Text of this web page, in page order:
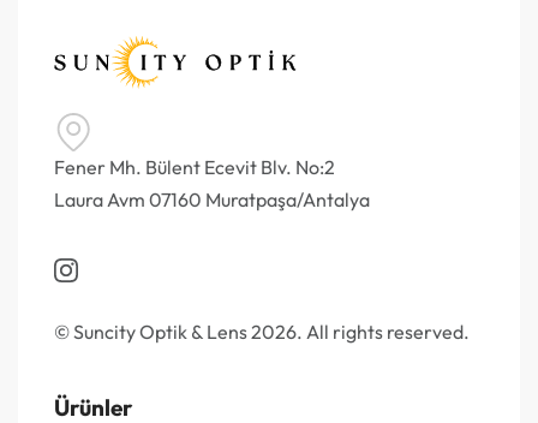
Fener Mh. Bülent Ecevit Blv. No:2
Laura Avm 07160 Muratpaşa/Antalya
© Suncity Optik & Lens 2026. All rights reserved.
Ürünler